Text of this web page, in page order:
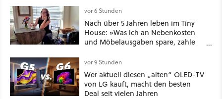
vor 6 Stunden
Nach über 5 Jahren leben im Tiny
House: »Was ich an Nebenkosten
und Möbelausgaben spare, zahle
und dem Verlust des
Zusammengehörigkeitsgefühls, das
entsteht, wenn man Platz zum
Teilen hat.«
vor 9 Stunden
Wer aktuell diesen „alten“ OLED-TV
von LG kauft, macht den besten
Deal seit vielen Jahren